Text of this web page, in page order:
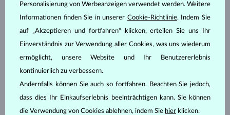
SCHMUCK AUS DEM
Personalisierung von Werbeanzeigen verwendet werden. Weitere
Informationen finden Sie in unserer Cookie-Richtlinie. Indem Sie
auf „Akzeptieren und fortfahren“ klicken, erteilen Sie uns Ihr
Einverständnis zur Verwendung aller Cookies, was uns wiederum
ermöglicht, unsere Website und Ihr Benutzererlebnis
kontinuierlich zu verbessern.
Andernfalls können Sie auch so fortfahren. Beachten Sie jedoch,
dass dies Ihr Einkaufserlebnis beeinträchtigen kann. Sie können
die Verwendung von Cookies ablehnen, indem Sie hier klicken.